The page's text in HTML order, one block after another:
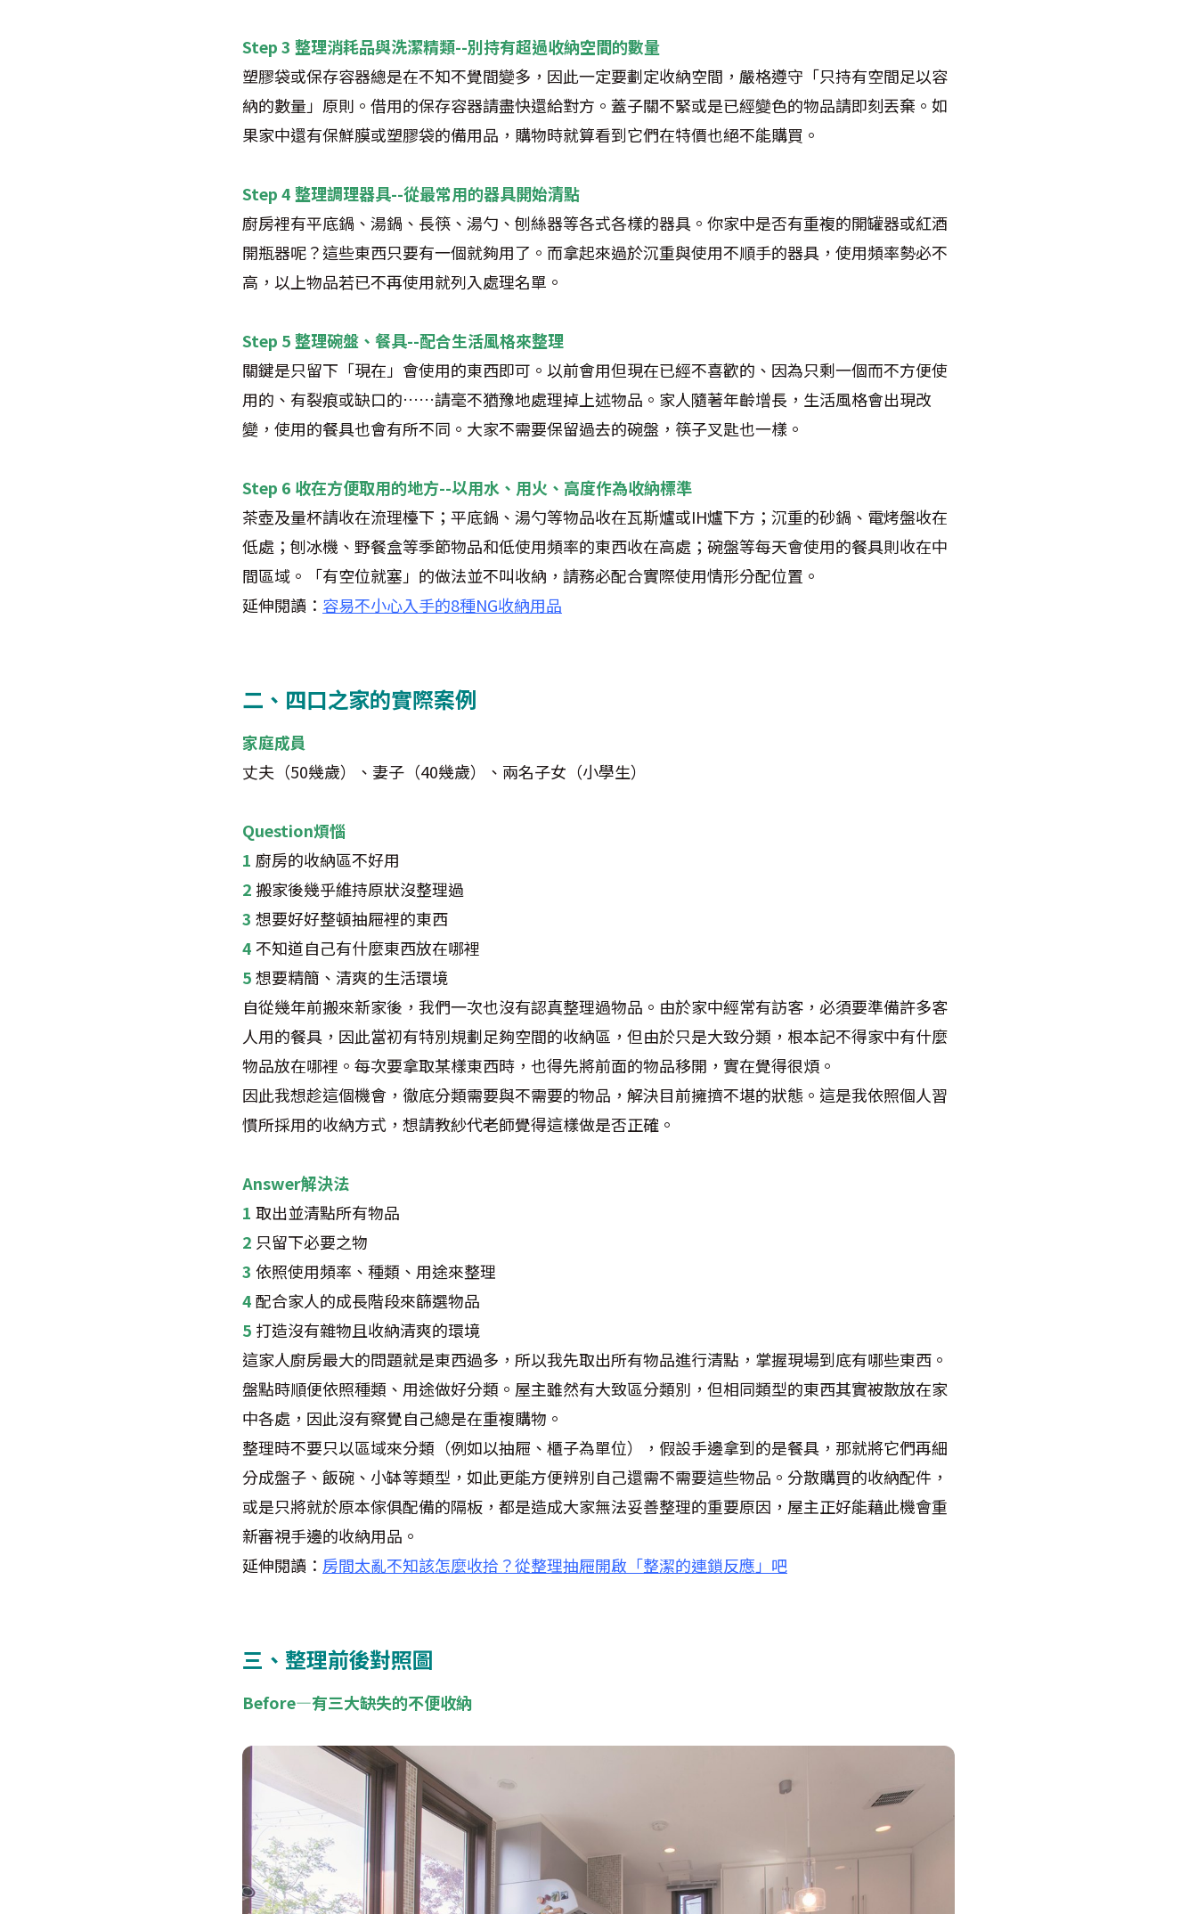
Step 3 整理消耗品與洗潔精類--別持有超過收納空間的數量
塑膠袋或保存容器總是在不知不覺間變多，因此一定要劃定收納空間，嚴格遵守「只持有空間足以容
納的數量」原則。借用的保存容器請盡快還給對方。蓋子關不緊或是已經變色的物品請即刻丟棄。如
果家中還有保鮮膜或塑膠袋的備用品，購物時就算看到它們在特價也絕不能購買。
Step 4 整理調理器具--從最常用的器具開始清點
廚房裡有平底鍋、湯鍋、長筷、湯勺、刨絲器等各式各樣的器具。你家中是否有重複的開罐器或紅酒
開瓶器呢？這些東西只要有一個就夠用了。而拿起來過於沉重與使用不順手的器具，使用頻率勢必不
高，以上物品若已不再使用就列入處理名單。
Step 5 整理碗盤、餐具--配合生活風格來整理
關鍵是只留下「現在」會使用的東西即可。以前會用但現在已經不喜歡的、因為只剩一個而不方便使
用的、有裂痕或缺口的……請毫不猶豫地處理掉上述物品。家人隨著年齡增長，生活風格會出現改
變，使用的餐具也會有所不同。大家不需要保留過去的碗盤，筷子叉匙也一樣。
Step 6 收在方便取用的地方--以用水、用火、高度作為收納標準
茶壺及量杯請收在流理檯下；平底鍋、湯勺等物品收在瓦斯爐或IH爐下方；沉重的砂鍋、電烤盤收在
低處；刨冰機、野餐盒等季節物品和低使用頻率的東西收在高處；碗盤等每天會使用的餐具則收在中
間區域。「有空位就塞」的做法並不叫收納，請務必配合實際使用情形分配位置。
延伸閱讀： 容易不小心入手的8種NG收納用品
二、四口之家的實際案例
家庭成員
丈夫（50幾歲）、妻子（40幾歲）、兩名子女（小學生）
Question煩惱
1 廚房的收納區不好用
2搬家後幾乎維持原狀沒整理過
3 想要好好整頓抽屜裡的東西
4不知道自己有什麼東西放在哪裡
5想要精簡、清爽的生活環境
自從幾年前搬來新家後，我們一次也沒有認真整理過物品。由於家中經常有訪客，必須要準備許多客
人用的餐具，因此當初有特別規劃足夠空間的收納區，但由於只是大致分類，根本記不得家中有什麼
物品放在哪裡。每次要拿取某樣東西時，也得先將前面的物品移開，實在覺得很煩。
因此我想趁這個機會，徹底分類需要與不需要的物品，解決目前擁擠不堪的狀態。這是我依照個人習
慣所採用的收納方式，想請教紗代老師覺得這樣做是否正確。
Answer解決法
1 取出並清點所有物品
2 只留下必要之物
3 依照使用頻率、種類、用途來整理
4配合家人的成長階段來篩選物品
5 打造沒有雜物且收納清爽的環境
這家人廚房最大的問題就是東西過多，所以我先取出所有物品進行清點，掌握現場到底有哪些東西。
盤點時順便依照種類、用途做好分類。屋主雖然有大致區分類別，但相同類型的東西其實被散放在家
中各處，因此沒有察覺自己總是在重複購物。
整理時不要只以區域來分類（例如以抽屜、櫃子為單位），假設手邊拿到的是餐具，那就將它們再細
分成盤子、飯碗、小缽等類型，如此更能方便辨別自己還需不需要這些物品。分散購買的收納配件，
或是只將就於原本傢俱配備的隔板，都是造成大家無法妥善整理的重要原因，屋主正好能藉此機會重
新審視手邊的收納用品。
延伸閱讀： 房間太亂不知該怎麼收拾？從整理抽屜開啟「整潔的連鎖反應」吧
三、整理前後對照圖
Before—有三大缺失的不便收納